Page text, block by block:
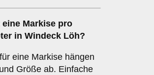
eine Markise pro
in Windeck Löh?
eine Markise hängen
Größe ab. Einfache